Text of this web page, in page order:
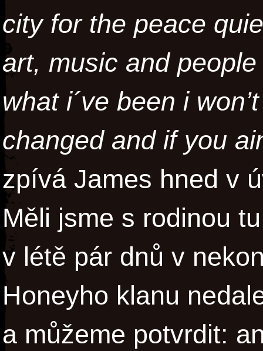
city for the peace
art, music and people
what i´ve been i
changed and if you
zpívá James hned v
Měli jsme s rodinou
v létě pár dnů v
Honeyho klanu
a můžeme potvrdit: